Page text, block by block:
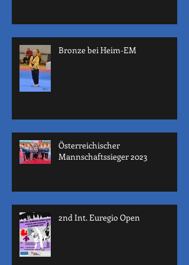
Bronze bei Heim-EM
Österreichischer
Mannschaftssieger 2023
2nd Int. Euregio Open